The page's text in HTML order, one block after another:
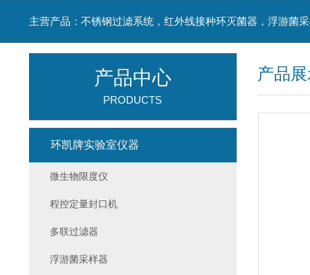
产品
产品中心
PRODUCTS
环凯牌实验室仪器
微生物限度仪
程控定量封口机
多联过滤器
浮游菌采样器